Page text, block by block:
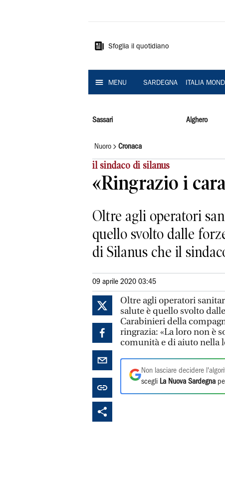
Sardegna
Sfoglia il quotidiano
MENU SARDEGNA ITALIA
Sassari Alghero
Nuoro Cronaca
il sindaco di silanus
«Ringrazio i
Oltre agli operatori
quello svolto dalle
di Silanus che il
09 aprile 2020 03:45
Oltre agli operatori
salute è quello svolto
Carabinieri della
ringrazia: «La loro non è
comunità e di aiuto nella
Non lasciare decidere
scegli La Nuova Sardegna